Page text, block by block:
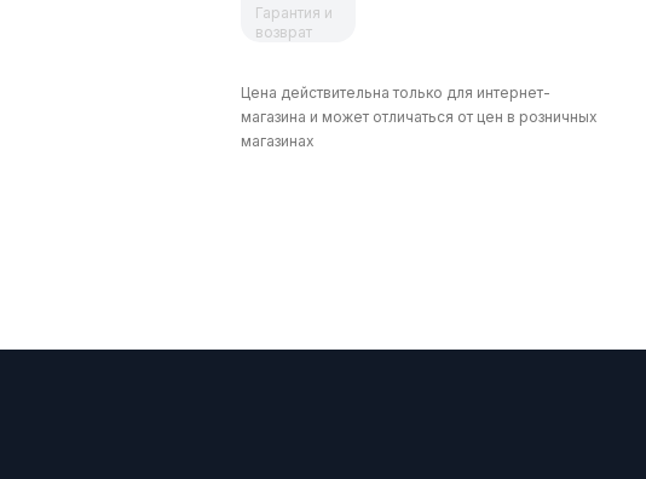
Гарантия и
возврат
Цена действительна только для интернет-
магазина и может отличаться от цен в розничных
магазинах